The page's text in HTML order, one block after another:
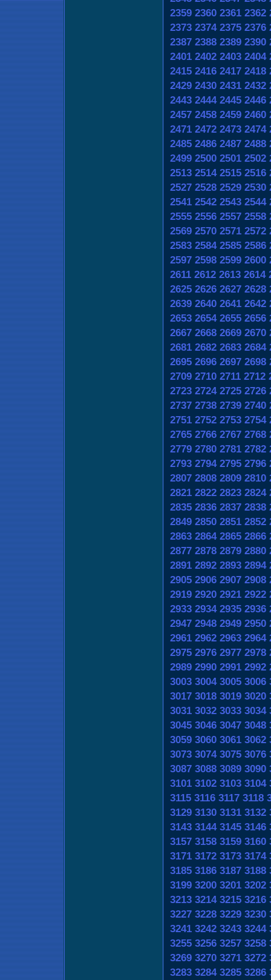
2359 2360 2361 2362
2373 2374 2375 2376
2387 2388 2389 2390
2401 2402 2403 2404
2415 2416 2417 2418
2429 2430 2431 2432
2443 2444 2445 2446
2457 2458 2459 2460
2471 2472 2473 2474
2485 2486 2487 2488
2499 2500 2501 2502
2513 2514 2515 2516
2527 2528 2529 2530
2541 2542 2543 2544
2555 2556 2557 2558
2569 2570 2571 2572
2583 2584 2585 2586
2597 2598 2599 2600
2611 2612 2613 2614
2625 2626 2627 2628
2639 2640 2641 2642
2653 2654 2655 2656
2667 2668 2669 2670
2681 2682 2683 2684
2695 2696 2697 2698
2709 2710 2711 2712
2723 2724 2725 2726
2737 2738 2739 2740
2751 2752 2753 2754
2765 2766 2767 2768
2779 2780 2781 2782
2793 2794 2795 2796
2807 2808 2809 2810
2821 2822 2823 2824
2835 2836 2837 2838
2849 2850 2851 2852
2863 2864 2865 2866
2877 2878 2879 2880
2891 2892 2893 2894
2905 2906 2907 2908
2919 2920 2921 2922
2933 2934 2935 2936
2947 2948 2949 2950
2961 2962 2963 2964
2975 2976 2977 2978
2989 2990 2991 2992
3003 3004 3005 3006
3017 3018 3019 3020
3031 3032 3033 3034
3045 3046 3047 3048
3059 3060 3061 3062
3073 3074 3075 3076
3087 3088 3089 3090
3101 3102 3103 3104
3115 3116 3117 3118
3129 3130 3131 3132
3143 3144 3145 3146
3157 3158 3159 3160
3171 3172 3173 3174
3185 3186 3187 3188
3199 3200 3201 3202
3213 3214 3215 3216
3227 3228 3229 3230
3241 3242 3243 3244
3255 3256 3257 3258
3269 3270 3271 3272
3283 3284 3285 3286